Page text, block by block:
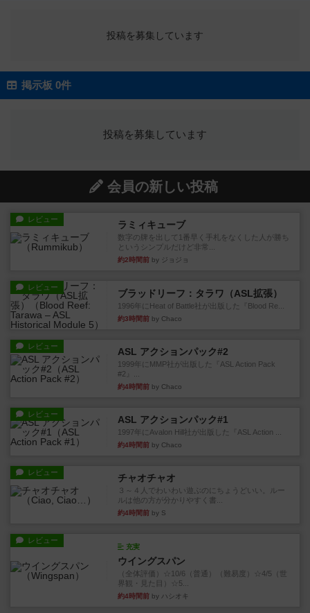
投稿を募集しています
掲示板 0件
投稿を募集しています
会員の新しい投稿
レビュー ラミィキューブ
数字の牌を出して1番早く手札をなくした人が勝ち
というシンプルだけど非常...
約2時間前 by ジョジョ
レビュー
ブラッドリーフ：タラワ（ASL拡張）
1996年にHeat of Battle社が出版した『Blood Re...
約3時間前 by Chaco
レビュー ASL アクションパック#2
1999年にMMP社が出版した『ASL Action Pack
#2』...
約4時間前 by Chaco
レビュー ASL アクションパック#1
1997年にAvalon Hill社が出版した『ASL Action ...
約4時間前 by Chaco
レビュー チャオチャオ
３～４人でわいわい遊ぶのにちょうどいい。ルー
ルは他の方が分かりやすく書...
約4時間前 by S
レビュー
充実
ウイングスパン
（全体評価）☆10/6（普通）（難易度）☆4/5（世
界観・見た目）☆5...
約4時間前 by ハシオキ